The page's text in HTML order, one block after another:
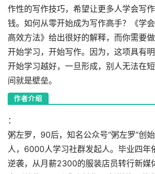
作性的写作技巧，希望让更多人学会写
钱。如何从零开始成为写作高手？《学
高效方法》给出很好的解释，而你需要做
开始学习，开始写作。因为，这项具有
开始学习越好，一旦形成，别人无法在
间就是壁垒。
作者介绍
：
粥左罗，90后，知名公众号“粥左罗”创
人，6000人学习社群发起人。毕业四年
逆袭，从月薪2300的服装店员转行新媒